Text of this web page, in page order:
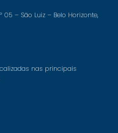
05 – São Luiz – Belo Horizonte,
nas principais